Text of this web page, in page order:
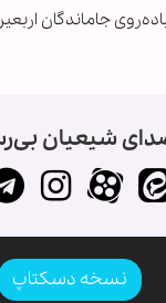
جاماندگان
شیعیان
نسخه دسکتاپ